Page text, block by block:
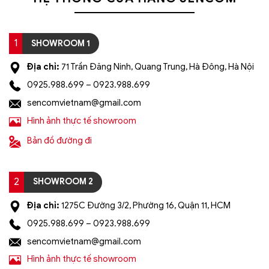
1 SHOWROOM 1
Địa chỉ: 71 Trần Đăng Ninh, Quang Trung, Hà Đông, Hà Nội
0925.988.699 – 0923.988.699
sencomvietnam@gmail.com
Hình ảnh thực tế showroom
Bản đồ đường đi
2 SHOWROOM 2
Địa chỉ: 1275C Đường 3/2, Phường 16, Quận 11, HCM
0925.988.699 – 0923.988.699
sencomvietnam@gmail.com
Hình ảnh thực tế showroom